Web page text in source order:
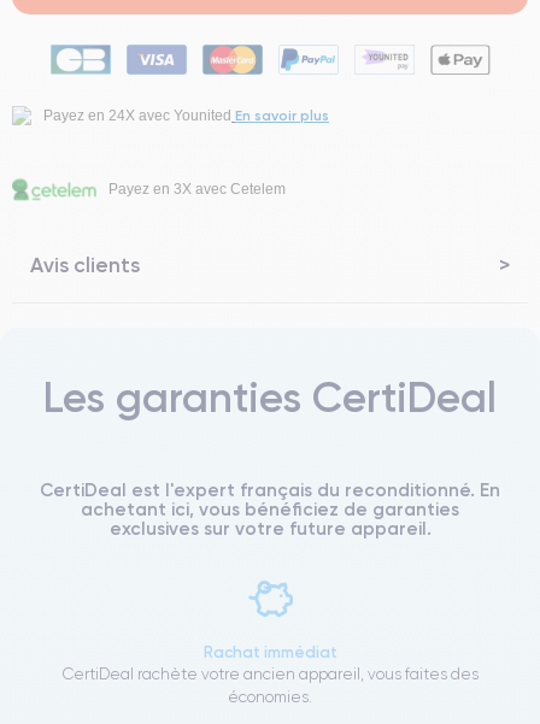
Payez en 24X avec Younited En savoir plus
Payez en 3X avec Cetelem
Avis clients
Les garanties CertiDeal
CertiDeal est l'expert français du reconditionné. En
achetant ici, vous bénéficiez de garanties
exclusives sur votre future appareil.
Rachat immédiat
CertiDeal rachète votre ancien appareil, vous faites des
économies.